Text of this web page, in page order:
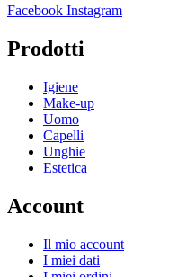
Facebook Instagram
Prodotti
Igiene
Make-up
Uomo
Capelli
Unghie
Estetica
Account
Il mio account
I miei dati